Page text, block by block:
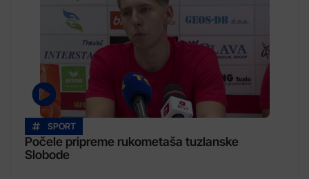
SPORT
Počele pripreme rukometaša tuzlanske
Slobode